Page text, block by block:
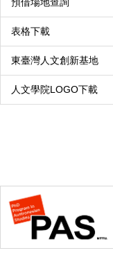
表格下載
東臺灣人文創新基地
人文學院LOGO下載